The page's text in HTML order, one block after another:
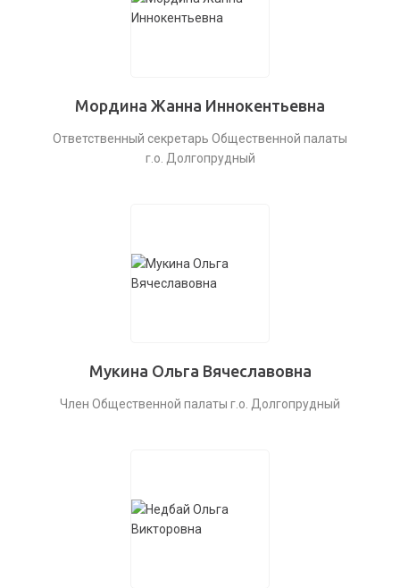
Мордина Жанна Иннокентьевна
Ответственный секретарь Общественной палаты
г.о. Долгопрудный
Мукина Ольга Вячеславовна
Член Общественной палаты г.о. Долгопрудный